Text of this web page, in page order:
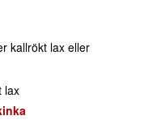
kallrökt lax eller
lax